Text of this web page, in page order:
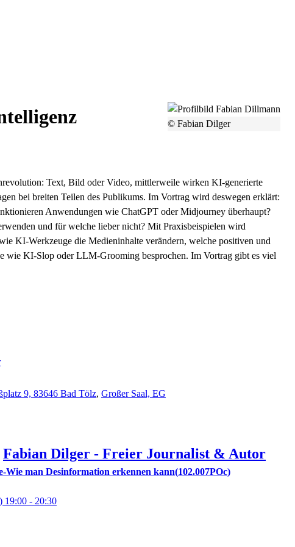
© Fabian Dilger
Text, Bild oder Video, mittlerweile wirken KI-generierte
bei breiten Teilen des Publikums. Im Vortrag wird deswegen erklärt:
Anwendungen wie ChatGPT oder Midjourney überhaupt?
und für welche lieber nicht? Mit Praxisbeispielen wird
KI-Werkzeuge die Medieninhalte verändern, welche positiven und
wie KI-Slop oder LLM-Grooming besprochen. Im Vortrag gibt es viel
9, 83646 Bad Tölz, Großer Saal, EG
Fabian Dilger - Freier Journalist & Autor
Wie man Desinformation erkennen kann 102.007POc
19:00 - 20:30